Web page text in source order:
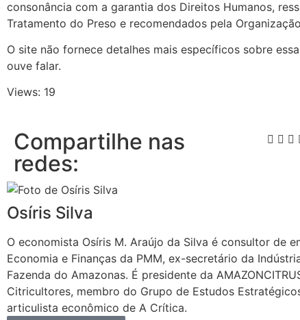
consonância com a garantia dos Direitos Humanos,
Tratamento do Preso e recomendados pela
O site não fornece detalhes mais específicos sobre
ouve falar.
Views: 19
Compartilhe nas
redes:
Osíris Silva
O economista Osíris M. Araújo da Silva é consultor de
Economia e Finanças da PMM, ex-secretário da
Fazenda do Amazonas. É presidente da
Citricultores, membro do Grupo de Estudos
articulista econômico de A Crítica.